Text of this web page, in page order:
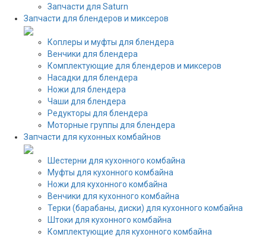
Запчасти для Saturn
Запчасти для блендеров и миксеров
Коплеры и муфты для блендера
Венчики для блендера
Комплектующие для блендеров и миксеров
Насадки для блендера
Ножи для блендера
Чаши для блендера
Редукторы для блендера
Моторные группы для блендера
Запчасти для кухонных комбайнов
Шестерни для кухонного комбайна
Муфты для кухонного комбайна
Ножи для кухонного комбайна
Венчики для кухонного комбайна
Терки (барабаны, диски) для кухонного комбайна
Штоки для кухонного комбайна
Комплектующие для кухонного комбайна